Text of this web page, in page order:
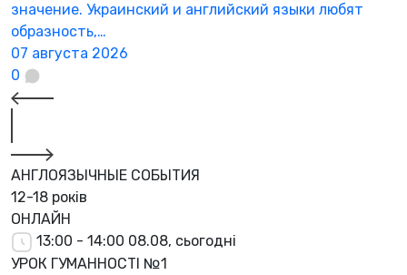
значение. Украинский и английский языки любят
образность,…
07 августа 2026
0
АНГЛОЯЗЫЧНЫЕ СОБЫТИЯ
12-18 років
ОНЛАЙН
13:00 - 14:00 08.08, сьогодні
УРОК ГУМАННОСТІ №1